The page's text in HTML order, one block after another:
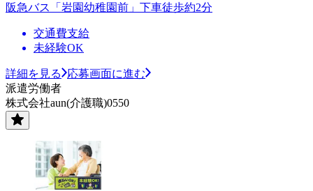
阪急バス「岩園幼稚園前」下車徒歩約2分
交通費支給
未経験OK
詳細を見る
応募画面に進む
派遣労働者
株式会社aun(介護職)0550